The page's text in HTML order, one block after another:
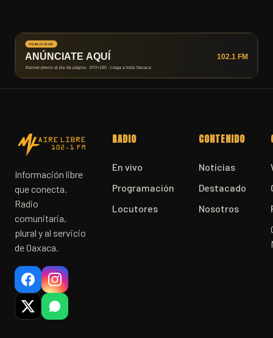
Información libre
que conecta.
Radio
comunitaria,
plural y al servicio
de Oaxaca.
RADIO
En vivo
Programación
Locutores
CONTENIDO
Noticias
Destacado
Nosotros